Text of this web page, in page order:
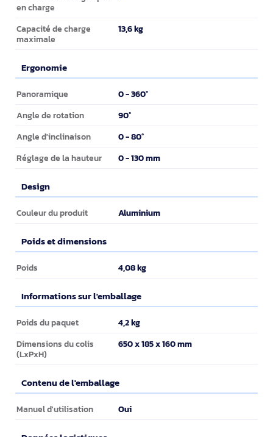
en charge
Capacité de charge
maximale
13,6 kg
Ergonomie
Ergonomie
Panoramique 0 - 360°
Angle de rotation 90°
Angle d'inclinaison 0 - 80°
Réglage de la hauteur 0 - 130 mm
Design
Design
Couleur du produit Aluminium
Poids et dimensions
Poids et dimensions
Poids 4,08 kg
Informations sur l'emballage
Informations sur l'emballage
Poids du paquet 4,2 kg
Dimensions du colis
(LxPxH)
650 x 185 x 160 mm
Contenu de l'emballage
Contenu de l'emballage
Manuel d'utilisation Oui